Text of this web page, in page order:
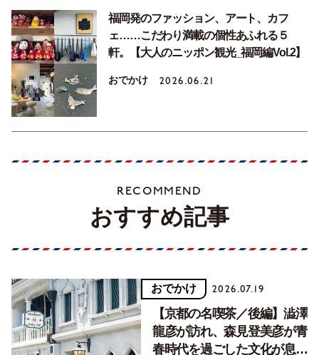
福岡発のファッション、アート、カフ
ェ……こだわり満載の個性あふれる５
軒。【大人のニッポン観光_福岡編Vol.2】
おでかけ 2026.06.21
RECOMMEND
おすすめ記事
おでかけ 2026.07.19
【京都の名喫茶／後編】澁澤
龍彦が訪れ、森見登美彦が青
春時代を過ごした文化が息づ